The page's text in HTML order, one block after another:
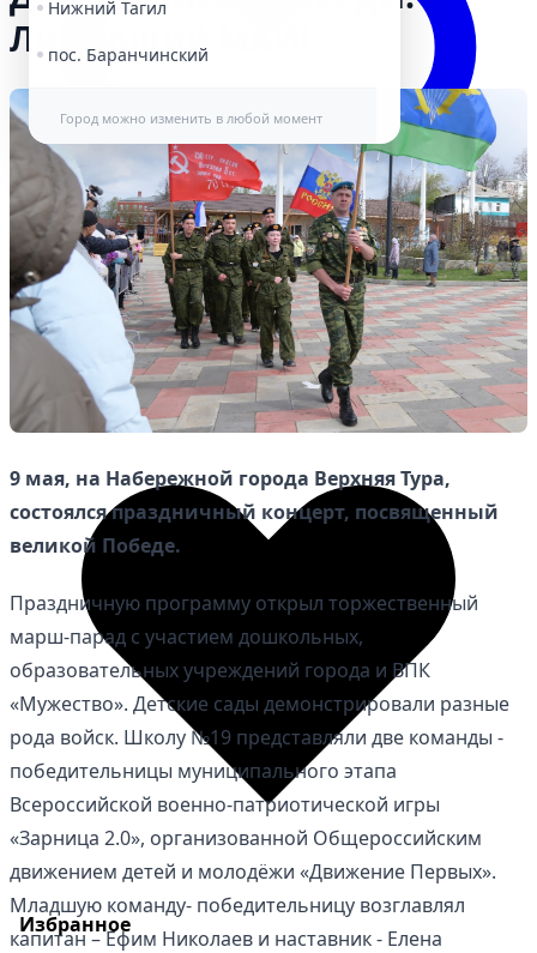
Нижний Тагил
пос. Баранчинский
Город можно изменить в любой момент
Избранное
Избранное
Ликующий МАЙ!
9 мая, на Набережной города Верхняя Тура,
состоялся праздничный концерт, посвященный
великой Победе.
Праздничную программу открыл торжественный
марш-парад с участием дошкольных,
образовательных учреждений города и ВПК
«Мужество». Детские сады демонстрировали разные
рода войск. Школу №19 представляли две команды -
победительницы муниципального этапа
Всероссийской военно-патриотической игры
«Зарница 2.0», организованной Общероссийским
движением детей и молодёжи «Движение Первых».
Младшую команду- победительницу возглавлял
капитан – Ефим Николаев и наставник - Елена